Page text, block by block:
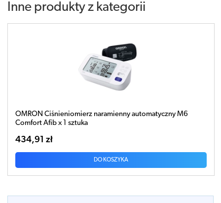
Inne produkty z kategorii
OMRON Ciśnieniomierz naramienny automatyczny M6
Comfort Afib x 1 sztuka
434,91 zł
DO KOSZYKA